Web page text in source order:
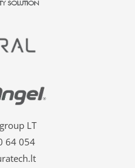
LT
64 054